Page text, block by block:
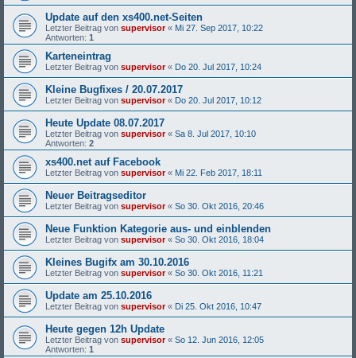
Update auf den xs400.net-Seiten
Letzter Beitrag von supervisor« Mi 27. Sep 2017, 10:22
Antworten: 1
Karteneintrag
Letzter Beitrag von supervisor« Do 20. Jul 2017, 10:24
Kleine Bugfixes / 20.07.2017
Letzter Beitrag von supervisor« Do 20. Jul 2017, 10:12
Heute Update 08.07.2017
Letzter Beitrag von supervisor« Sa 8. Jul 2017, 10:10
Antworten: 2
xs400.net auf Facebook
Letzter Beitrag von supervisor« Mi 22. Feb 2017, 18:11
Neuer Beitragseditor
Letzter Beitrag von supervisor« So 30. Okt 2016, 20:46
Neue Funktion Kategorie aus- und einblenden
Letzter Beitrag von supervisor« So 30. Okt 2016, 18:04
Kleines Bugifx am 30.10.2016
Letzter Beitrag von supervisor« So 30. Okt 2016, 11:21
Update am 25.10.2016
Letzter Beitrag von supervisor« Di 25. Okt 2016, 10:47
Heute gegen 12h Update
Letzter Beitrag von supervisor« So 12. Jun 2016, 12:05
Antworten: 1